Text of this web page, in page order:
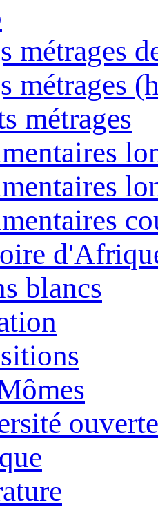
métrages
métrages
métrages
blancs
ouverte